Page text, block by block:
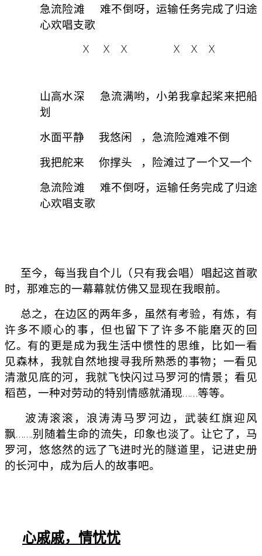
急流险滩 难不倒呀，运输任务完成了归途
心欢唱支歌
X X X X X X
山高水深 急流满哟，小弟我拿起桨来把船
划
水面平静 我悠闲 ，急流险滩难不倒
我把舵来 你撑头 ，险滩过了一个又一个
急流险滩 难不倒呀，运输任务完成了归途
心欢唱支歌
至今，每当我自个儿（只有我会唱）唱起这首歌
时，那难忘的一幕幕就仿佛又显现在我眼前。
总之，在边区的两年多，虽然有考验，有炼，有
许多不顺心的事，但也留下了许多不能磨灭的回
忆。有的更是成为我生活中惯性的思维，比如一看
见森林，我就自然地搜寻我所熟悉的事物；一看见
清澈见底的河，我就飞快闪过马罗河的情景；看见
稻芭，一种对劳动的特别情感就涌现……等等。
波涛滚滚，浪涛涛马罗河边，武装红旗迎风
飘…….别随着生命的流失，印象也淡了。让它了，马
罗河，悠悠然的远了飞进时光的隧道里，记进史册
的长河中，成为后人的故事吧。
心戚戚，情忧忧